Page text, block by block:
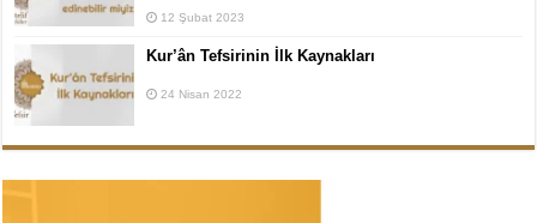
12 Şubat 2023
Kur’ân Tefsirinin İlk Kaynakları
24 Nisan 2022